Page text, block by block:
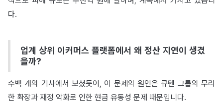
다.
업계 상위 이커머스 플랫폼에서 왜 정산 지연이 생겼
을까?
수백 개의 기사에서 보셨듯이, 이 문제의 원인은 큐텐 그룹의 무리
한 확장과 재정 악화로 인한 현금 유동성 문제 때문입니다.